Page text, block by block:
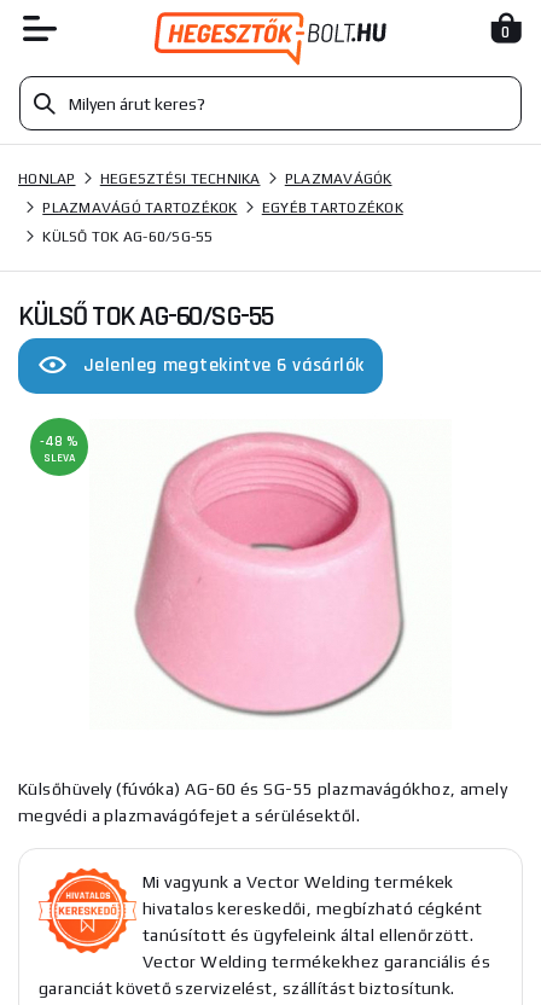
0
HONLAP HEGESZTÉSI TECHNIKA
PLAZMAVÁGÓK
PLAZMAVÁGÓ TARTOZÉKOK
EGYÉB TARTOZÉKOK
KÜLSŐ TOK AG-60/SG-55
KÜLSŐ TOK AG-60/SG-55
Jelenleg megtekintve 6 vásárlók
-48 %
SLEVA
Külsőhüvely (fúvóka) AG-60 és SG-55 plazmavágókhoz, amely
megvédi a plazmavágófejet a sérülésektől.
Mi vagyunk a Vector Welding termékek
hivatalos kereskedői, megbízható cégként
tanúsított és ügyfeleink által ellenőrzött.
Vector Welding termékekhez garanciális és
garanciát követő szervizelést, szállítást biztosítunk.